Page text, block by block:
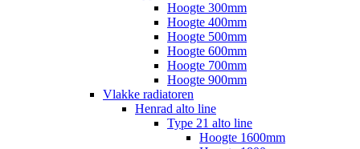
Hoogte 300mm
Hoogte 400mm
Hoogte 500mm
Hoogte 600mm
Hoogte 700mm
Hoogte 900mm
Vlakke radiatoren
Henrad alto line
Type 21 alto line
Hoogte 1600mm